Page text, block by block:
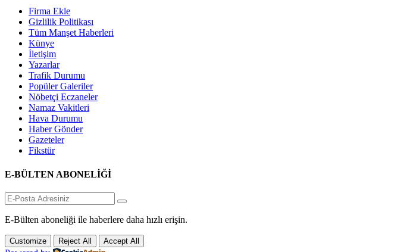
Firma Ekle
Gizlilik Politikası
Tüm Manşet Haberleri
Künye
İletişim
Yazarlar
Trafik Durumu
Popüler Galeriler
Nöbetçi Eczaneler
Namaz Vakitleri
Hava Durumu
Haber Gönder
Gazeteler
Fikstür
E-BÜLTEN ABONELİĞİ
E-Bülten aboneliği ile haberlere daha hızlı erişin.
Customize Reject All Accept All